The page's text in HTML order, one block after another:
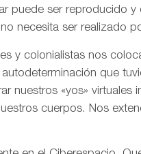
puede ser reproducido
necesita ser realizado
y colonialistas nos
que
nuestros «yos»
cuerpos. Nos